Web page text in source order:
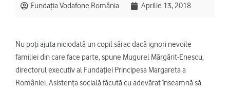
Fundația Vodafone România Aprilie 13, 2018
Nu poți ajuta niciodată un copil sărac dacă ignori nevoile
familiei din care face parte, spune Mugurel Mărgărit-Enescu,
directorul executiv al Fundației Principesa Margareta a
României. Asistența socială făcută cu adevărat înseamnă să